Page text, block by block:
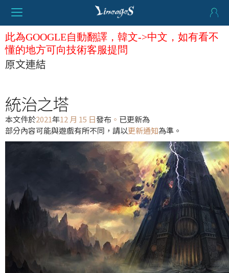
此為GOOGLE自動翻譯，韓文->中文，如有看不
懂的地方可向技術客服提問
原文連結
統治之塔
本文件於2021年12 月 15 日發布 。 已更新為
部分內容可能與遊戲有所不同，請以更新通知為準。